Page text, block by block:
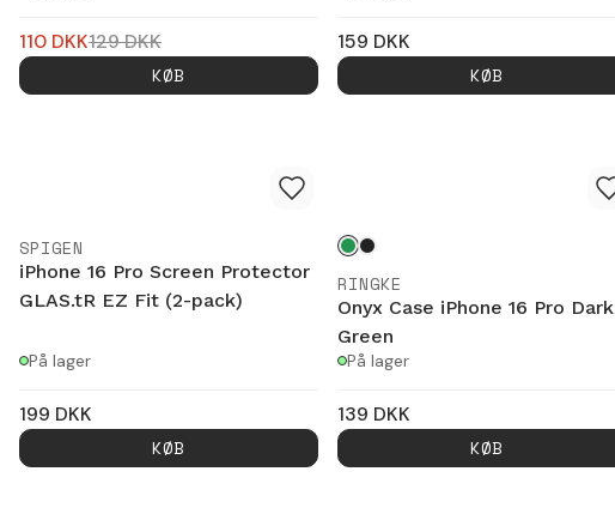
110 DKK129DKK
KØB
159 DKK
KØB
SPIGEN
iPhone 16 Pro Screen Protector
GLAS.tR EZ Fit (2-pack)
På lager
199 DKK
KØB
RINGKE
Onyx Case iPhone 16 Pro Dark
Green
På lager
139 DKK
KØB